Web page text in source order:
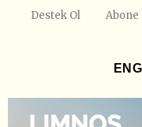
Destek Ol Abone